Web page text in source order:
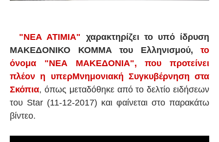
"ΝΕΑ ΑΤΙΜΙΑ" χαρακτηρίζει το υπό ίδρυση
ΜΑΚΕΔΟΝΙΚΟ ΚΟΜΜΑ του Ελληνισμού, το
όνομα "ΝΕΑ ΜΑΚΕΔΟΝΙΑ", που προτείνει
πλέον η υπερΜνημονιακή Συγκυβέρνηση στα
Σκόπια, όπως μεταδόθηκε από το δελτίο ειδήσεων
του Star (11-12-2017) και φαίνεται στο παρακάτω
βίντεο.